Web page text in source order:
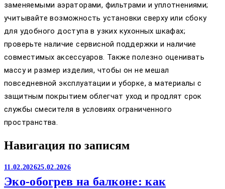
заменяемыми аэраторами, фильтрами и уплотнениями;
учитывайте возможность установки сверху или сбоку
для удобного доступа в узких кухонных шкафах;
проверьте наличие сервисной поддержки и наличие
совместимых аксессуаров. Также полезно оценивать
массу и размер изделия, чтобы он не мешал
повседневной эксплуатации и уборке, а материалы с
защитным покрытием облегчат уход и продлят срок
службы смесителя в условиях ограниченного
пространства.
Навигация по записям
11.02.202625.02.2026
Эко-обогрев на балконе: как